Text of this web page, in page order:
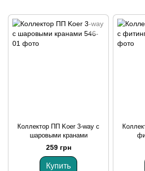
Коллектор ПП Koer 3-way с
шаровыми кранами
259 грн
Купить